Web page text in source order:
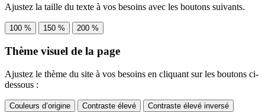
Ajustez la taille du texte à vos besoins avec les boutons suivants.
100 % 150 % 200 %
Thème visuel de la page
Ajustez le thème du site à vos besoins en cliquant sur les boutons ci-
dessous :
Couleurs d’origine Contraste élevé Contraste élevé inversé